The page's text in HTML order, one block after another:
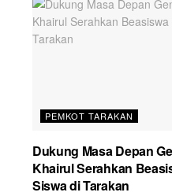
PEMKOT TARAKAN
Dukung Masa Depan
Khairul Serahkan
Siswa di Tarakan